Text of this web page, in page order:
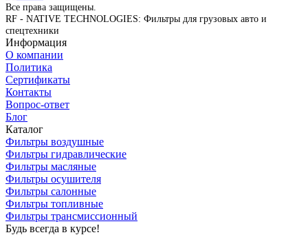
Все права защищены.
RF - NATIVE TECHNOLOGIES: Фильтры для грузовых авто и
спецтехники
Информация
О компании
Политика
Сертификаты
Контакты
Вопрос-ответ
Блог
Каталог
Фильтры воздушные
Фильтры гидравлические
Фильтры масляные
Фильтры осушителя
Фильтры салонные
Фильтры топливные
Фильтры трансмиссионный
Будь всегда в курсе!